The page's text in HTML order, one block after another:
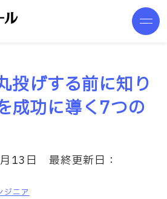
投げする前に知り
成功に導く7つの
13日
最終更新日：
ジニア